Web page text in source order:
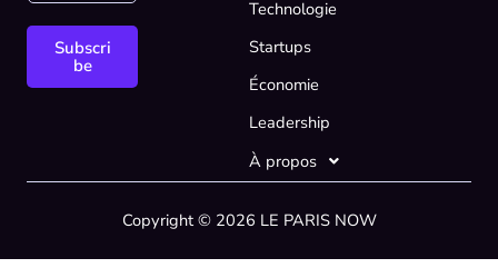
E
Subscri
be
Technologie
Startups
Économie
Leadership
À propos
Copyright © 2026 LE PARIS NOW